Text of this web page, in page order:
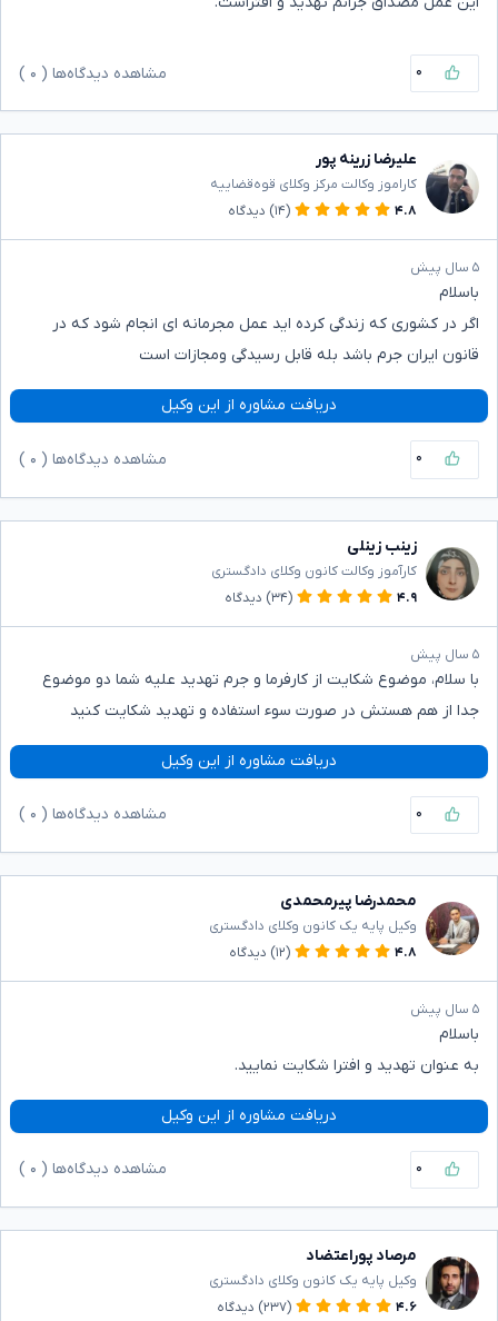
۰ مشاهده دیدگاه‌ها ( ۰
علیرضا زرینه پور
کاراموز وکالت مرکز وکلای قوه‌قضاییه
۴.۸
(۱۴) دیدگاه
۵ سال پیش
باسلام
اگر در کشوری که زندگی کرده اید عمل مجرمانه ای انجام شود که در
قانون ایران جرم باشد بله قابل رسیدگی ومجازات است
دریافت مشاوره از این وکیل
۰ مشاهده دیدگاه‌ها ( ۰
زینب زینلی
کارآموز وکالت کانون وکلای دادگستری
۴.۹
(۳۴) دیدگاه
۵ سال پیش
با سلام، موضوع شکایت از کارفرما و جرم تهدید علیه شما دو موضوع
جدا از هم هستش در صورت سوء استفاده و تهدید شکایت کنید
دریافت مشاوره از این وکیل
۰ مشاهده دیدگاه‌ها ( ۰
محمدرضا پیرمحمدی
وکیل پایه یک کانون وکلای دادگستری
۴.۸
(۱۲) دیدگاه
۵ سال پیش
باسلام
به عنوان تهدید و افترا شکایت نمایید.
دریافت مشاوره از این وکیل
۰ مشاهده دیدگاه‌ها ( ۰
مرصاد پوراعتضاد
وکیل پایه یک کانون وکلای دادگستری
۴.۶
(۲۳۷) دیدگاه